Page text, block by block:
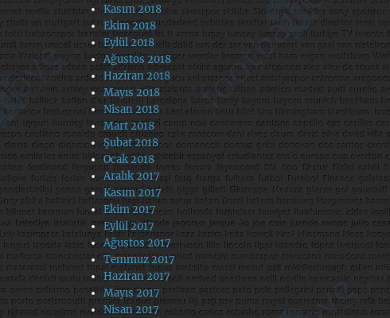
Kasım 2018
Ekim 2018
Eylül 2018
Ağustos 2018
Haziran 2018
Mayıs 2018
Nisan 2018
Mart 2018
Şubat 2018
Ocak 2018
Aralık 2017
Kasım 2017
Ekim 2017
Eylül 2017
Ağustos 2017
Temmuz 2017
Haziran 2017
Mayıs 2017
Nisan 2017